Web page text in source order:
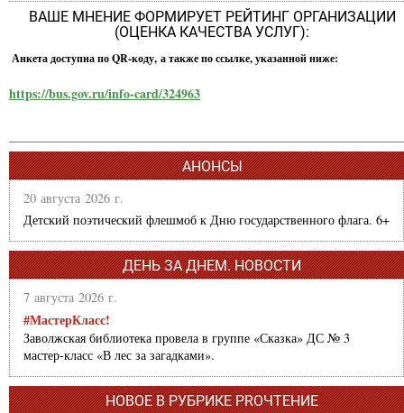
ВАШЕ МНЕНИЕ ФОРМИРУЕТ РЕЙТИНГ ОРГАНИЗАЦИИ
(ОЦЕНКА КАЧЕСТВА УСЛУГ):
Анкета доступна по QR-коду, а также по ссылке, указанной ниже:
https://bus.gov.ru/info-card/324963
АНОНСЫ
20 августа 2026 г.
Детский поэтический флешмоб к Дню государственного флага. 6+
ДЕНЬ ЗА ДНЕМ. НОВОСТИ
7 августа 2026 г.
#МастерКласс!
Заволжская библиотека провела в группе «Сказка» ДС № 3
мастер-класс «В лес за загадками».
НОВОЕ В РУБРИКЕ PROЧТЕНИЕ